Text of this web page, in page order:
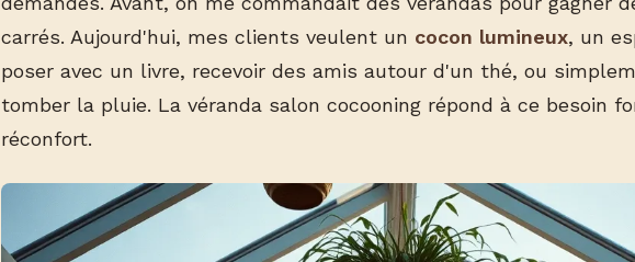
carrés. Aujourd'hui, mes clients veulent un cocon lumineux, un
poser avec un livre, recevoir des amis autour d'un thé, ou
tomber la pluie. La véranda salon cocooning répond à ce besoin
réconfort.